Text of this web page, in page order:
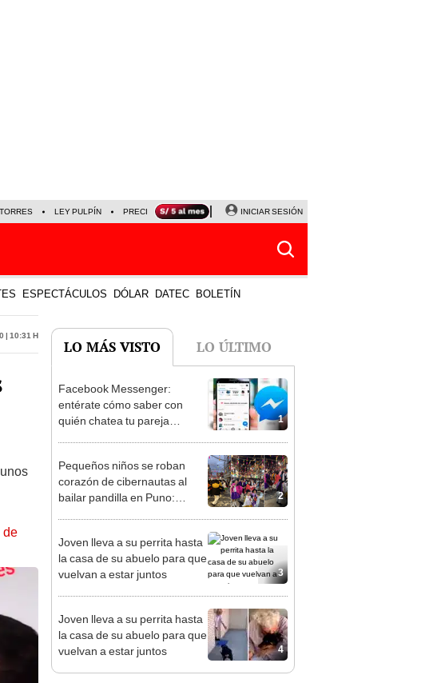
LEY PULPÍN PRECIO DEL DÓLAR CORTE DE LUZ VIERNES 7 DE AGOSTO
INICIAR SESIÓN
ESPECTÁCULOS DÓLAR DATEC BOLETÍN
| 10:31 h
de
LO MÁS VISTO LO ÚLTIMO
1
Facebook Messenger:
entérate cómo saber con
quién chatea tu pareja
2
Pequeños niños se roban
corazón de cibernautas al
bailar pandilla en Puno:
3
Joven lleva a su perrita hasta
la casa de su abuelo para que
vuelvan a estar juntos
4
Joven lleva a su perrita hasta
la casa de su abuelo para que
vuelvan a estar juntos